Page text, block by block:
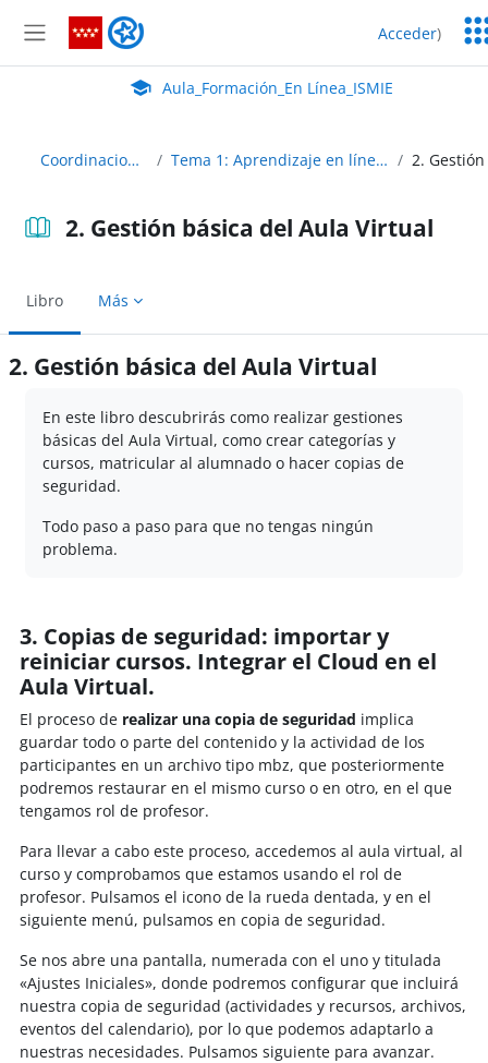
Panel lateral
Aula_Formación_En Línea_ISMIE Acceder)
Aula Virtual de EducaMadrid:
Aula_Formación_En Línea_ISMIE
Coordinacion_TIC_20_21_ABIERTO Tema 1: Aprendizaje en línea, Aula Virtual y usuarios de EducaMadrid
2. Gestión básica del Aula Virtual
Libro Más
2. Gestión básica del Aula Virtual
En este libro descubrirás como realizar gestiones
básicas del Aula Virtual, como crear categorías y
cursos, matricular al alumnado o hacer copias de
seguridad.
Todo paso a paso para que no tengas ningún
problema.
3. Copias de seguridad: importar y
reiniciar cursos. Integrar el Cloud en el
Aula Virtual.
El proceso de realizar una copia de seguridad implica
guardar todo o parte del contenido y la actividad de los
participantes en un archivo tipo mbz, que posteriormente
podremos restaurar en el mismo curso o en otro, en el que
tengamos rol de profesor.
Para llevar a cabo este proceso, accedemos al aula virtual, al
curso y comprobamos que estamos usando el rol de
profesor. Pulsamos el icono de la rueda dentada, y en el
siguiente menú, pulsamos en copia de seguridad.
Se nos abre una pantalla, numerada con el uno y titulada
«Ajustes Iniciales», donde podremos configurar que incluirá
nuestra copia de seguridad (actividades y recursos, archivos,
eventos del calendario), por lo que podemos adaptarlo a
nuestras necesidades. Pulsamos siguiente para avanzar.